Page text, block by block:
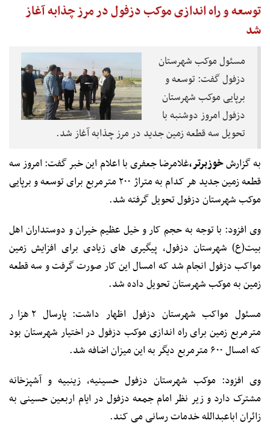
توسعه و راه اندازی موکب دزفول در مرز چذابه آغاز
شد
مسئول موکب شهرستان
دزفول گفت: توسعه و
برپایی موکب شهرستان
دزفول امروز دوشنبه با
تحویل سه قطعه زمین جدید در مرز چذابه آغاز شد.
به گزارشخوزبرتر،غلامرضا جعفری با اعلام این خبر گفت: امروز سه
قطعه زمین جدید هر کدام به متراژ ۲۰۰ مترمربع برای توسعه و برپایی
موکب شهرستان دزفول تحویل گرفته شد.
وی افزود: با توجه به حجم کار و خیل عظیم خیران و دوستداران اهل
بیت(ع) شهرستان دزفول، پیگیری های زیادی برای افزایش زمین
مواکب دزفول انجام شد که امسال این کار صورت گرفت و سه قطعه
زمین به موکب شهرستان تحویل داده شد.
مسئول مواکب شهرستان دزفول اظهار داشت: پارسال ۲ هزار
مترمربع زمین برای راه اندازی موکب دزفول در اختیار شهرستان بود
که امسال ۶۰۰ مترمربع دیگر به این میزان اضافه شد.
وی افزود: موکب شهرستان دزفول حسینیه، زینبیه و آشپزخانه
مشترک دارد و زیر نظر امام جمعه دزفول در ایام اربعین حسینی به
زائران اباعبدالله خدمات رسانی می کند.